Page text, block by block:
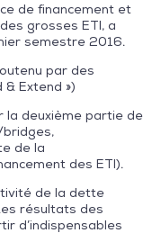
de financement et
grosses ETI, a
semestre 2016.
par des
Extend »)
la deuxième partie de
bridges,
de la
des ETI).
de la dette
résultats des
d’indispensables